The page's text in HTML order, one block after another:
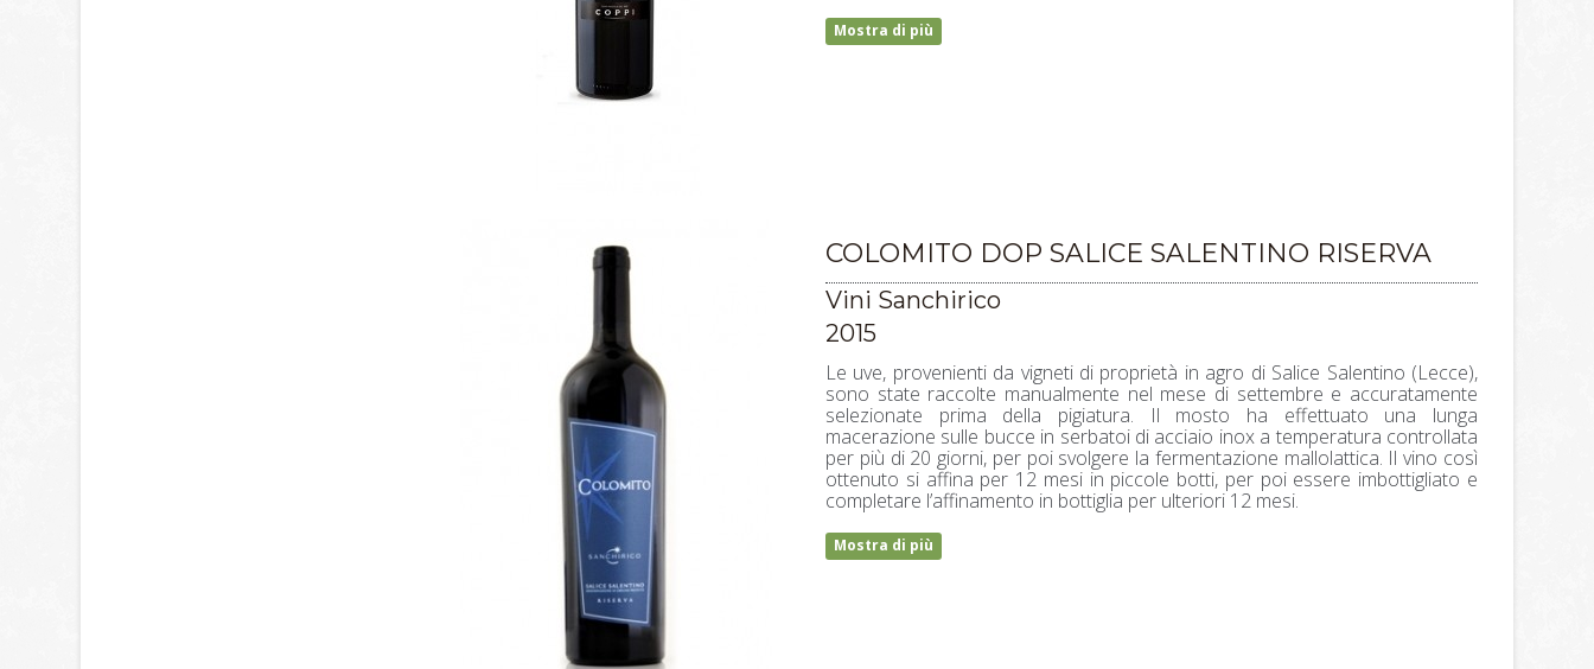
Mostra di più
COLOMITO DOP SALICE SALENTINO RISERVA
Vini Sanchirico
2015
Le uve, provenienti da vigneti di proprietà in agro di Salice Salentino (Lecce),
sono state raccolte manualmente nel mese di settembre e accuratamente
selezionate prima della pigiatura. Il mosto ha effettuato una lunga
macerazione sulle bucce in serbatoi di acciaio inox a temperatura controllata
per più di 20 giorni, per poi svolgere la fermentazione mallolattica. Il vino così
ottenuto si affina per 12 mesi in piccole botti, per poi essere imbottigliato e
completare l’affinamento in bottiglia per ulteriori 12 mesi.
Mostra di più